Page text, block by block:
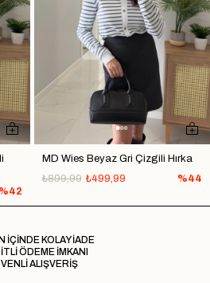
%42
MD Wies Beyaz Gri Çizgili Hırka
₺499,99
₺899,99 %44
İÇİNDE KOLAY İADE
ÖDEME İMKANI
ALIŞVERİŞ